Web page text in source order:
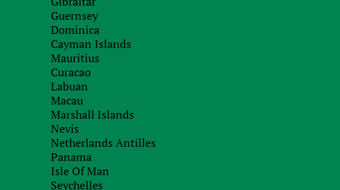
Guernsey
Dominica
Cayman Islands
Mauritius
Curacao
Labuan
Macau
Marshall Islands
Nevis
Netherlands Antilles
Panama
Isle Of Man
Seychelles
Finance Business Service
имеет огромный
в странах Евросоюза и предлагает
Консультации по налогообложению
Налоговое планирование, в том числе по VAT.
Подготовка документов для регистрации в